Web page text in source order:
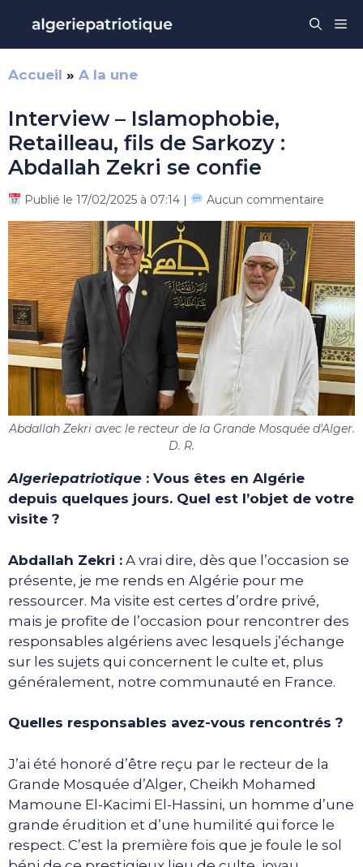
contenu
Accueil » A la une
Interview – Islamophobie,
Retailleau, fils de Sarkozy :
Abdallah Zekri se confie
Publié le 17/02/2025 à 07:14 | Aucun commentaire
Abdallah Zekri avec le recteur de la Grande Mosquée d'Alger.
D. R.
Algeriepatriotique : Vous êtes en Algérie
depuis quelques jours. Quel est l’objet de votre
visite ?
Abdallah Zekri : A vrai dire, dès que l’occasion se
présente, je me rends en Algérie pour me
ressourcer. Ma visite est certes d’ordre privé,
mais je profite de l’occasion pour rencontrer des
responsables algériens avec lesquels j’échange
sur les sujets qui concernent le culte et, plus
généralement, notre communauté en France.
Quelles responsables avez-vous rencontrés ?
J’ai été honoré d’être reçu par le recteur de la
Grande Mosquée d’Alger, Cheikh Mohamed
Mamoune El-Kacimi El-Hassini, un homme d’une
grande érudition et d’une humilité qui force le
respect. C’est la première fois que je foule le sol